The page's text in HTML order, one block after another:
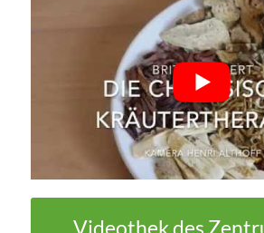
Videothek des